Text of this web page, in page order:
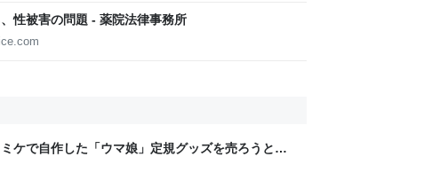
性被害の問題 - 薬院法律事務所
ケで自作した「ウマ娘」定規グッズを売ろうとす
ため経産省の規約に抵触、販売見送りに